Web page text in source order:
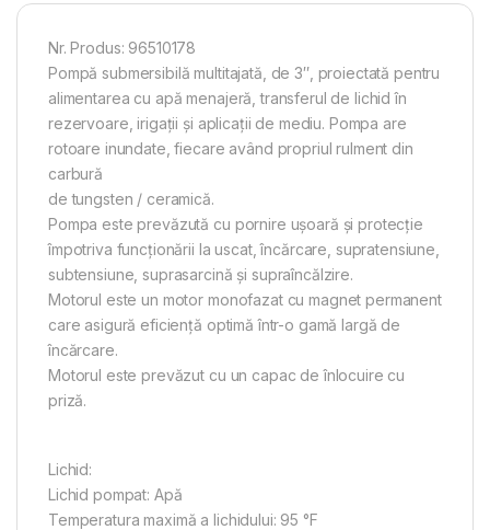
Nr. Produs: 96510178
Pompă submersibilă multitajată, de 3″, proiectată pentru
alimentarea cu apă menajeră, transferul de lichid în
rezervoare, irigații și aplicații de mediu. Pompa are
rotoare inundate, fiecare având propriul rulment din
carbură
de tungsten / ceramică.
Pompa este prevăzută cu pornire ușoară și protecție
împotriva funcționării la uscat, încărcare, supratensiune,
subtensiune, suprasarcină și supraîncălzire.
Motorul este un motor monofazat cu magnet permanent
care asigură eficiență optimă într-o gamă largă de
încărcare.
Motorul este prevăzut cu un capac de înlocuire cu
priză.
Lichid:
Lichid pompat: Apă
Temperatura maximă a lichidului: 95 °F